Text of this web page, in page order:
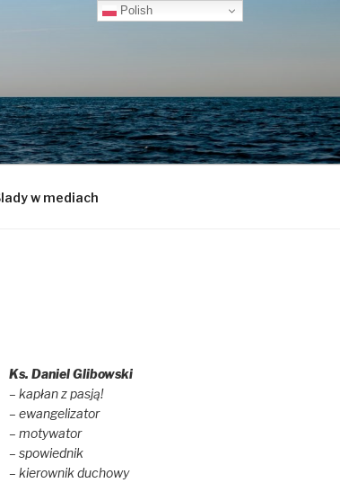
w mediach
Ks. Daniel Glibowski
– kapłan z pasją!
– ewangelizator
– motywator
– spowiednik
– kierownik duchowy
Polish